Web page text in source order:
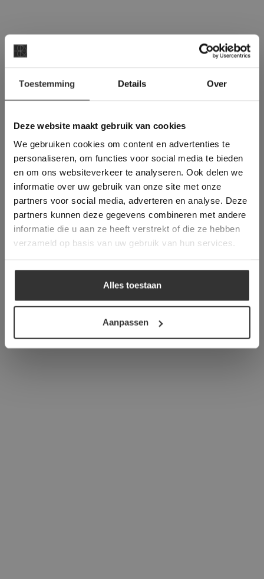
Toestemming Details Over
Deze website maakt gebruik van cookies
We gebruiken cookies om content en advertenties te
personaliseren, om functies voor social media te bieden
en om ons websiteverkeer te analyseren. Ook delen we
informatie over uw gebruik van onze site met onze
partners voor social media, adverteren en analyse. Deze
partners kunnen deze gegevens combineren met andere
informatie die u aan ze heeft verstrekt of die ze hebben
verzameld op basis van uw gebruik van hun services.
Alles toestaan
Aanpassen
#1 in de categorie vloeren op Trustpilot
Binnen 24 uur een passende offerte
Meer dan 500 m2 showroom
Deze website maakt
gebruik van cookies.
This Cookie Banner was deleted and is no
longer working. Please contact the website
administrator.
Deze website gebruikt cookies om de
gebruikerservaring te verbeteren. Door
gebruik te maken van onze website geeft u
toestemming voor alle cookies in
overeenstemming met ons cookiebeleid.Lees
verder
ALLES ACCEPTEREN
ALLES AFWIJZEN
DETAILS WEERGEVEN